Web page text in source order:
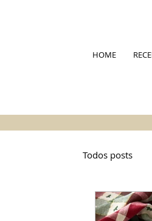
HOME
Todos posts
Pães